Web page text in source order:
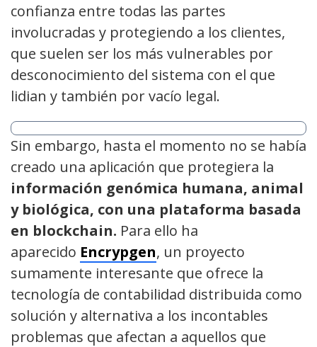
confianza entre todas las partes
involucradas y protegiendo a los clientes,
que suelen ser los más vulnerables por
desconocimiento del sistema con el que
lidian y también por vacío legal.
Sin embargo, hasta el momento no se había
creado una aplicación que protegiera la
información genómica humana, animal
y biológica, con una plataforma basada
en blockchain. Para ello ha
aparecido Encrypgen, un proyecto
sumamente interesante que ofrece la
tecnología de contabilidad distribuida como
solución y alternativa a los incontables
problemas que afectan a aquellos que